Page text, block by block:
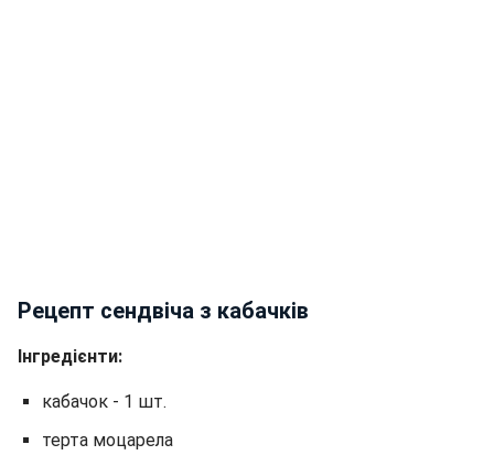
Рецепт сендвіча з кабачків
Інгредієнти:
кабачок - 1 шт.
терта моцарела